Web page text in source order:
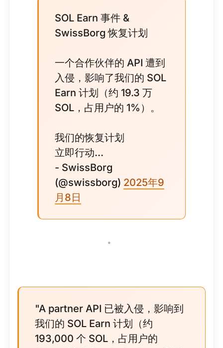
SOL Earn 事件 &
SwissBorg 恢复计划
一个合作伙伴的 API 遭到
入侵，影响了我们的 SOL
Earn 计划（约 19.3 万
SOL，占用户的 1%）。
我们的恢复计划
立即行动...
- SwissBorg
(@swissborg) 2025年9
月8日
。
"A partner API 已被入侵，影响到
我们的 SOL Earn 计划（约
193,000 个 SOL，占用户的